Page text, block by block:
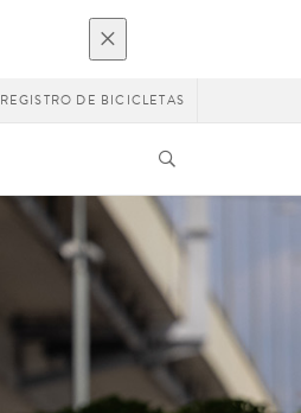
REGISTRO DE BICICLETAS